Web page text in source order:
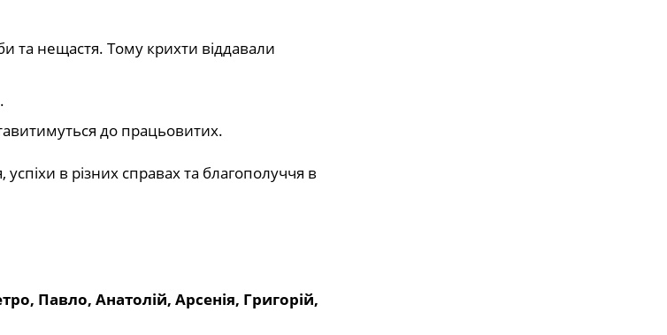
та нещастя. Тому крихти віддавали
до працьовитих.
в різних справах та благополуччя в
Павло, Анатолій, Арсенія, Григорій,